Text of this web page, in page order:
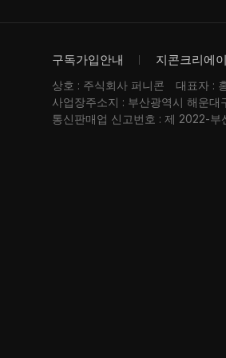
구독가입안내 지콘크리에
상호 : 주식회사 퍼니콘 대표자 :
사업장주소지 : 부산광역시 해운
통신판매업 신고번호 : 제 2022-부